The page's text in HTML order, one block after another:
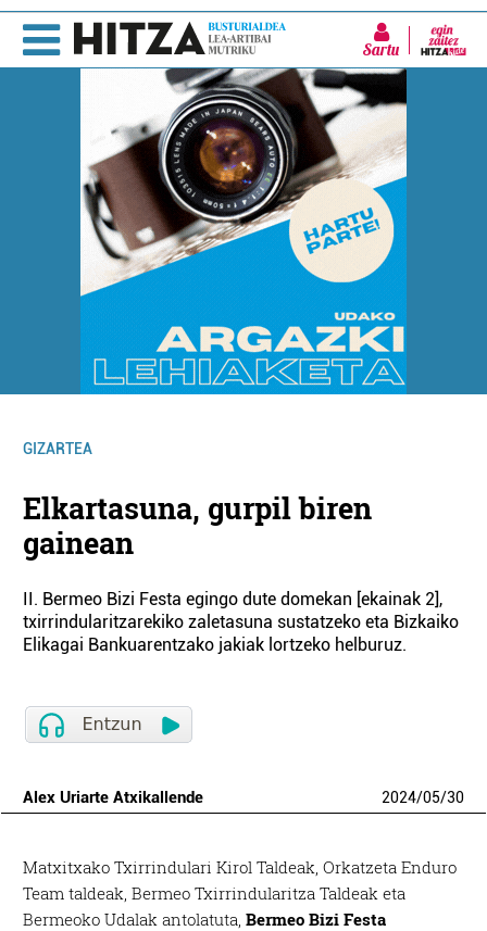
Sartu
GIZARTEA
Elkartasuna, gurpil biren
gainean
II. Bermeo Bizi Festa egingo dute domekan [ekainak 2],
txirrindularitzarekiko zaletasuna sustatzeko eta Bizkaiko
Elikagai Bankuarentzako jakiak lortzeko helburuz.
Alex Uriarte Atxikallende 2024/05/30
Matxitxako Txirrindulari Kirol Taldeak, Orkatzeta Enduro
Team taldeak, Bermeo Txirrindularitza Taldeak eta
Bermeoko Udalak antolatuta,Bermeo Bizi Festa